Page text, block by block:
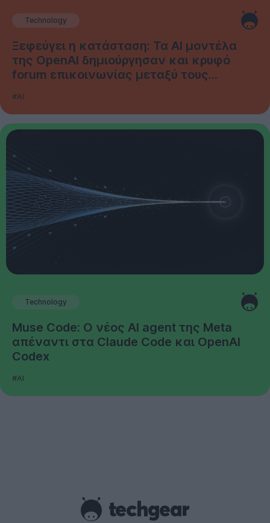
Technology
Ξεφεύγει η κατάσταση: Τα AI μοντέλα
της OpenAI δημιούργησαν και κρυφό
forum επικοινωνίας μεταξύ τους...
#AI
Technology
Muse Code: Ο νέος AI agent της Meta
απέναντι στα Claude Code και OpenAI
Codex
#AI